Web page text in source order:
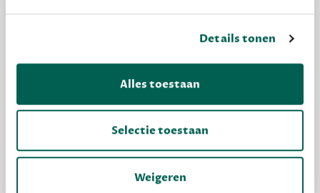
Details tonen
Alles toestaan
Selectie toestaan
Weigeren
Dewey Free
Krijg boekentips, persoonlijk voor jou en je
vrienden. Krijg én geef betere cadeaus.
Schrijf nu gratis in